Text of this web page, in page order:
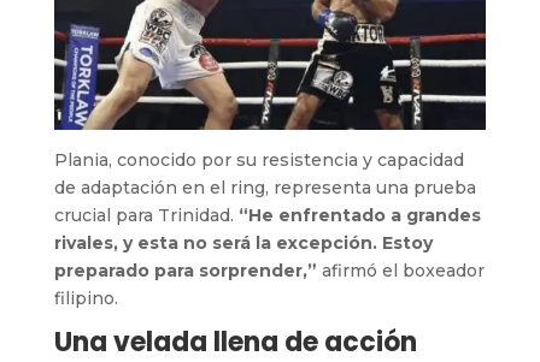
Plania, conocido por su resistencia y capacidad
de adaptación en el ring, representa una prueba
crucial para Trinidad. “He enfrentado a grandes
rivales, y esta no será la excepción. Estoy
preparado para sorprender,” afirmó el boxeador
filipino.
Una velada llena de acción